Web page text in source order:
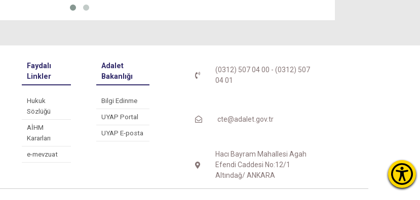
Faydalı
Linkler
Hukuk
Sözlüğü
AİHM
Kararları
e-mevzuat
Adalet
Bakanlığı
Bilgi Edinme
UYAP Portal
UYAP E-posta
(0312) 507 04 00 - (0312) 507
04 01
cte@adalet.gov.tr
Hacı Bayram Mahallesi Agah
Efendi Caddesi No:12/1
Altındağ/ ANKARA